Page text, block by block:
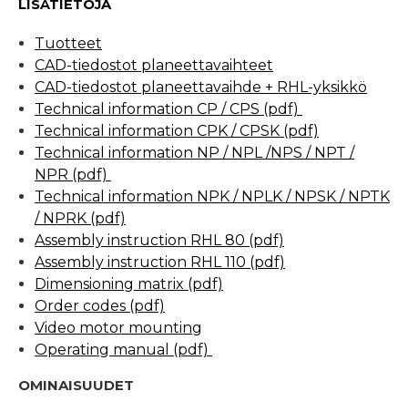
LISÄTIETOJA
Tuotteet
CAD-tiedostot planeettavaihteet
CAD-tiedostot planeettavaihde + RHL-yksikkö
Technical information CP / CPS (pdf)
Technical information CPK / CPSK (pdf)
Technical information NP / NPL /NPS / NPT /
NPR (pdf)
Technical information NPK / NPLK / NPSK / NPTK
/ NPRK (pdf)
Assembly instruction RHL 80 (pdf)
Assembly instruction RHL 110 (pdf)
Dimensioning matrix (pdf)
Order codes (pdf)
Video motor mounting
Operating manual (pdf)
OMINAISUUDET